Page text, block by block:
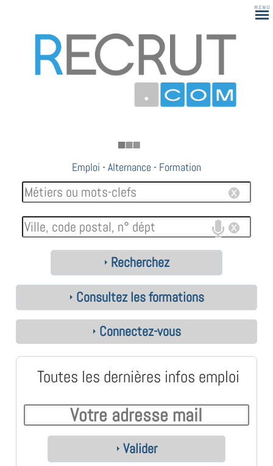
183
Emploi -Alternance - Formation
Recherchez
Consultez les formations
Connectez-vous
Toutes les dernières infos emploi
Valider